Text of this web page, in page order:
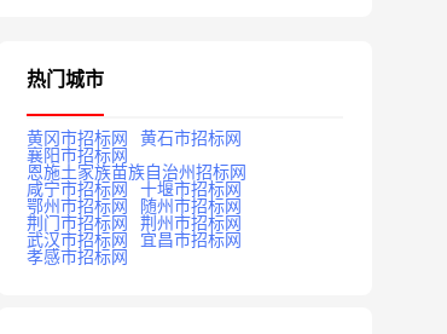
热门城市
黄冈市招标网
黄石市招标网
襄阳市招标网
恩施土家族苗族自治州招标网
咸宁市招标网
十堰市招标网
鄂州市招标网
随州市招标网
荆门市招标网
荆州市招标网
武汉市招标网
宜昌市招标网
孝感市招标网